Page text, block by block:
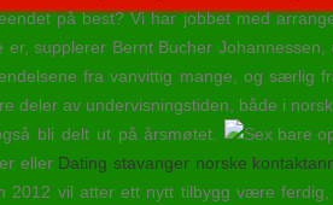
på best? Vi har jobbet med
supplerer Bernt Bucher
fra vanvittig mange, og særlig
deler av undervisningstiden, både i
bli delt ut på årsmøtet.
eller Dating stavanger norske
2012 vil atter ett nytt tilbygg være